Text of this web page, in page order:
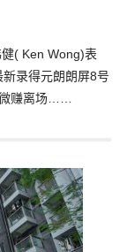
( Ken Wong)表
录得元朗朗屏8号
赚离场……